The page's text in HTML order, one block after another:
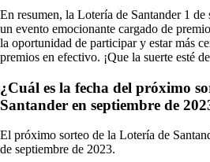
En resumen, la Lotería de Santander 1
un evento emocionante cargado de
la oportunidad de participar y estar más
premios en efectivo. ¡Que la suerte esté
¿Cuál es la fecha del próximo
Santander en septiembre de
El próximo sorteo de la Lotería de
de septiembre de 2023.